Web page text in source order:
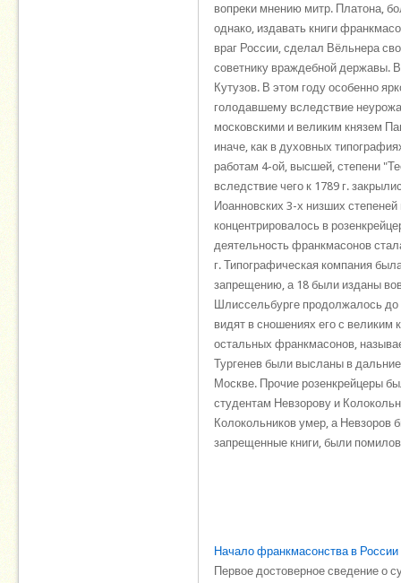
вопреки мнению митр. Платона,
однако, издавать книги
враг России, сделал Вёльнера
советнику враждебной державы.
Кутузов. В этом году особенно
голодавшему вследствие
московскими и великим князем
иначе, как в духовных
работам 4-ой, высшей, степени
вследствие чего к 1789 г.
Иоанновских 3-х низших
концентрировалось в
деятельность франкмасонов
г. Типографическая компания
запрещению, а 18 были изданы
Шлиссельбурге продолжалось до
видят в сношениях его с великим
остальных франкмасонов,
Тургенев были высланы в
Москве. Прочие розенкрейцеры
студентам Невзорову и
Колокольников умер, а
запрещенные книги, были
Начало франкмасонства в России
Первое достоверное сведение о